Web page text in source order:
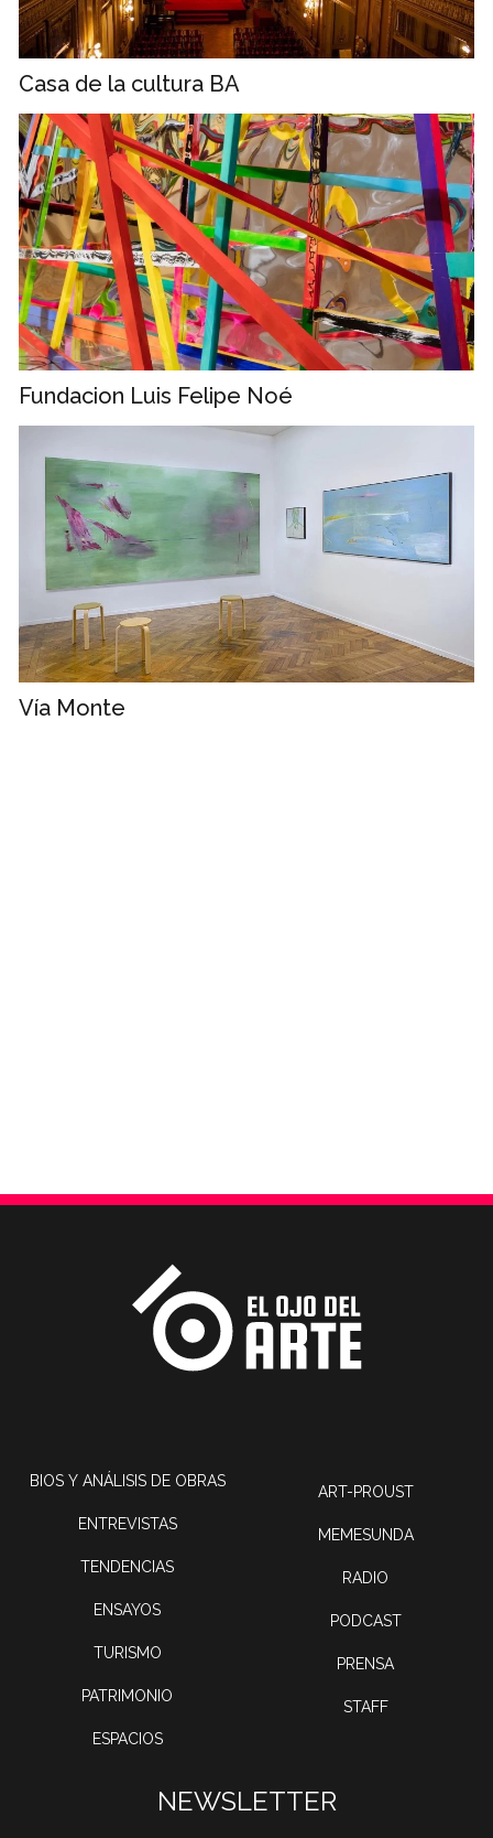
Casa de la cultura BA
Fundacion Luis Felipe Noé
Vía Monte
BIOS Y ANÁLISIS DE OBRAS
ENTREVISTAS
TENDENCIAS
ENSAYOS
TURISMO
PATRIMONIO
ESPACIOS
ART-PROUST
MEMESUNDA
RADIO
PODCAST
PRENSA
STAFF
NEWSLETTER